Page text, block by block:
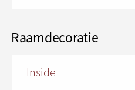
Raamdecoratie
Inside